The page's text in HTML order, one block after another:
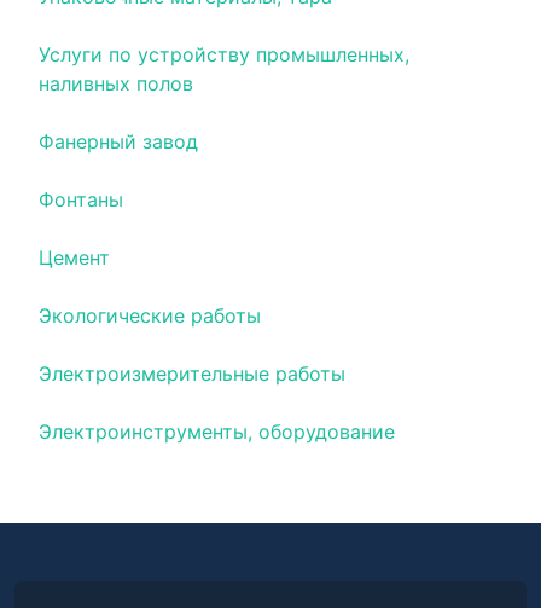
Услуги по устройству промышленных,
наливных полов
Фанерный завод
Фонтаны
Цемент
Экологические работы
Электроизмерительные работы
Электроинструменты, оборудование